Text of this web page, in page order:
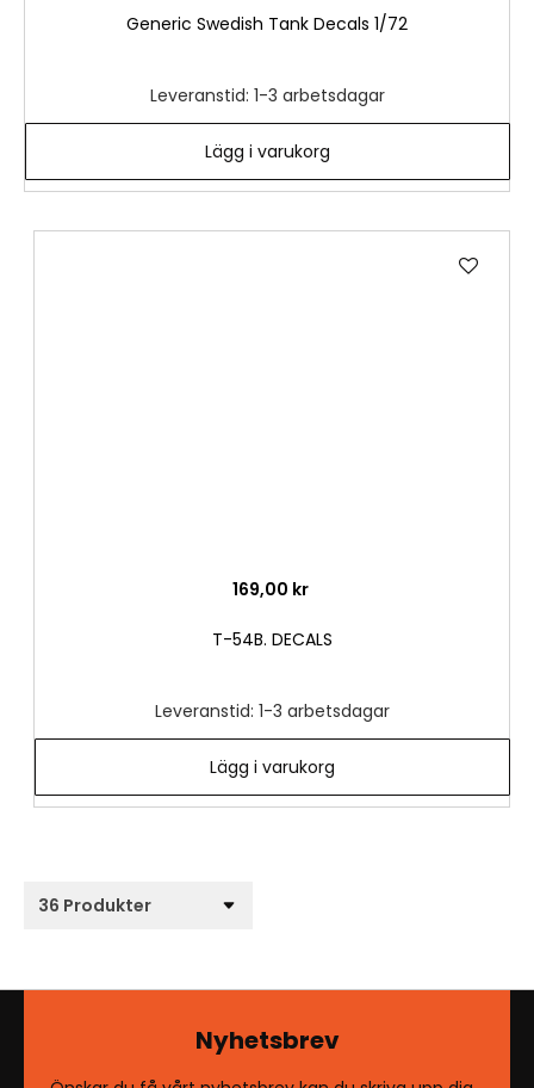
Generic Swedish Tank Decals 1/72
Leveranstid: 1-3 arbetsdagar
Lägg i varukorg
169,00 kr
T-54B. DECALS
Leveranstid: 1-3 arbetsdagar
Lägg i varukorg
Nyhetsbrev